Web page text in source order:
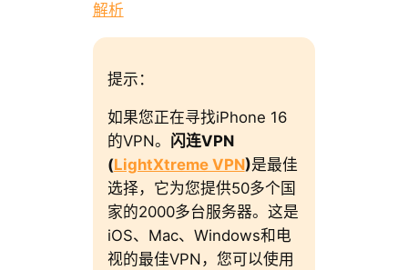
解析
提示：
如果您正在寻找iPhone 16
的VPN。 闪连VPN
(LightXtreme VPN)是最佳
选择，它为您提供50多个国
家的2000多台服务器。这是
iOS、Mac、Windows和电
视的最佳VPN，您可以使用